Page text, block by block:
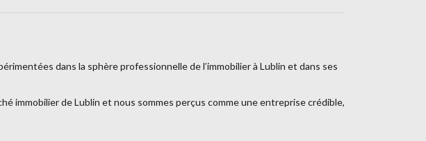
dans la sphère professionnelle de l’immobilier à Lublin et dans ses
immobilier de Lublin et nous sommes perçus comme une entreprise crédible,